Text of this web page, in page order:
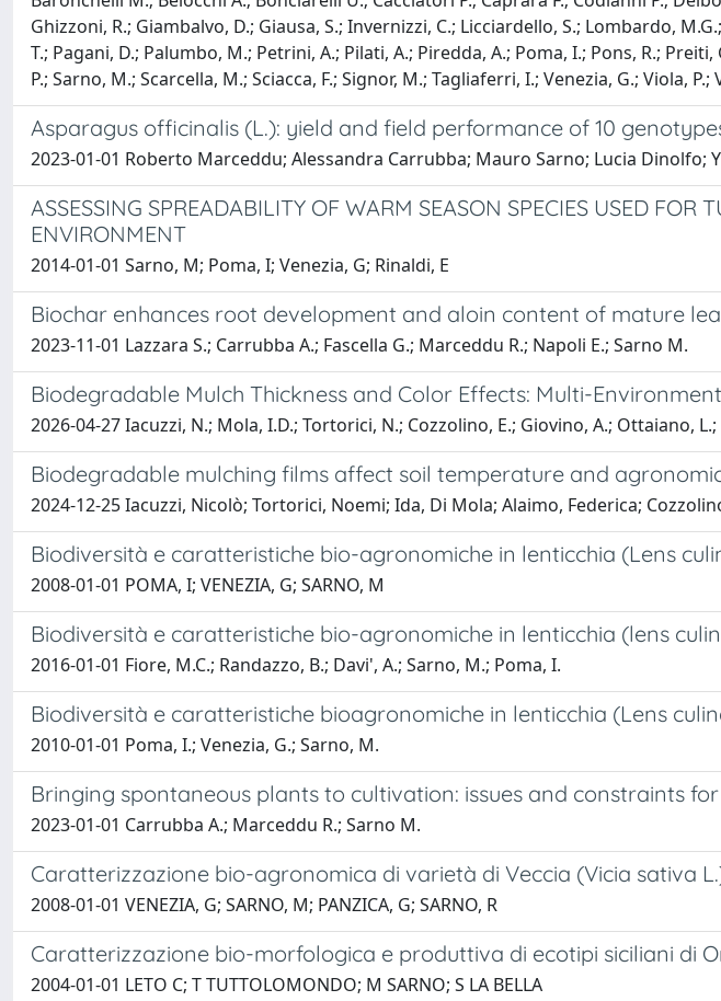
Ghizzoni, R.; Giambalvo, D.; Giausa, S.; Invernizzi, C.; Licciardello, S.; Lombardo,
T.; Pagani, D.; Palumbo, M.; Petrini, A.; Pilati, A.; Piredda, A.; Poma, I.; Pons, R.;
P.; Sarno, M.; Scarcella, M.; Sciacca, F.; Signor, M.; Tagliaferri, I.; Venezia, G.; Viola,
Asparagus officinalis (L.): yield and field performance of 10
2023-01-01 Roberto Marceddu; Alessandra Carrubba; Mauro Sarno; Lucia Dinolfo;
ASSESSING SPREADABILITY OF WARM SEASON SPECIES USED
ENVIRONMENT
2014-01-01 Sarno, M; Poma, I; Venezia, G; Rinaldi, E
Biochar enhances root development and aloin content of mature
2023-11-01 Lazzara S.; Carrubba A.; Fascella G.; Marceddu R.; Napoli E.; Sarno M.
Biodegradable Mulch Thickness and Color Effects: Multi-
2026-04-27 Iacuzzi, N.; Mola, I.D.; Tortorici, N.; Cozzolino, E.; Giovino, A.; Ottaiano,
Biodegradable mulching films affect soil temperature and
2024-12-25 Iacuzzi, Nicolò; Tortorici, Noemi; Ida, Di Mola; Alaimo, Federica;
Biodiversità e caratteristiche bio-agronomiche in lenticchia (Lens
2008-01-01 POMA, I; VENEZIA, G; SARNO, M
Biodiversità e caratteristiche bio-agronomiche in lenticchia (lens
2016-01-01 Fiore, M.C.; Randazzo, B.; Davi', A.; Sarno, M.; Poma, I.
Biodiversità e caratteristiche bioagronomiche in lenticchia (Lens
2010-01-01 Poma, I.; Venezia, G.; Sarno, M.
Bringing spontaneous plants to cultivation: issues and constraints
2023-01-01 Carrubba A.; Marceddu R.; Sarno M.
Caratterizzazione bio-agronomica di varietà di Veccia (Vicia sativa
2008-01-01 VENEZIA, G; SARNO, M; PANZICA, G; SARNO, R
Caratterizzazione bio-morfologica e produttiva di ecotipi siciliani di
2004-01-01 LETO C; T TUTTOLOMONDO; M SARNO; S LA BELLA